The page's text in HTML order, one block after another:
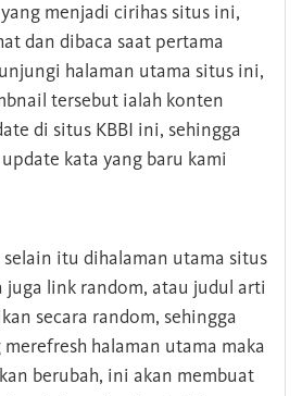
menjadi cirihas situs ini,
dan dibaca saat pertama
halaman utama situs ini,
tersebut ialah konten
di situs KBBI ini, sehingga
kata yang baru kami
itu dihalaman utama situs
juga link random, atau judul arti
secara random, sehingga
halaman utama maka
berubah, ini akan membuat